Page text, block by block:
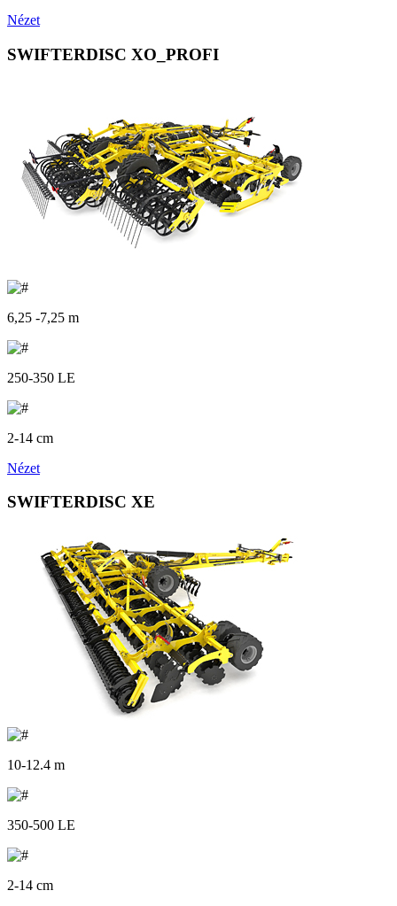
Nézet
SWIFTERDISC XO_PROFI
6,25 -7,25 m
250-350 LE
2-14 cm
Nézet
SWIFTERDISC XE
10-12.4 m
350-500 LE
2-14 cm